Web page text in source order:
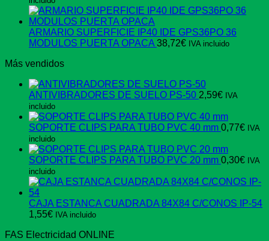
ARMARIO SUPERFICIE IP40 IDE GPS36PO 36
MODULOS PUERTA OPACA 38,72€ IVA incluido
Más vendidos
ANTIVIBRADORES DE SUELO PS-50 2,59€ IVA
incluido
SOPORTE CLIPS PARA TUBO PVC 40 mm 0,77€ IVA
incluido
SOPORTE CLIPS PARA TUBO PVC 20 mm 0,30€ IVA
incluido
CAJA ESTANCA CUADRADA 84X84 C/CONOS IP-54
1,55€ IVA incluido
FAS Electricidad ONLINE